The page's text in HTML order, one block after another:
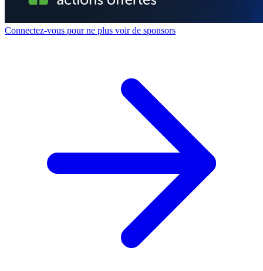
Connectez-vous pour ne plus voir de sponsors